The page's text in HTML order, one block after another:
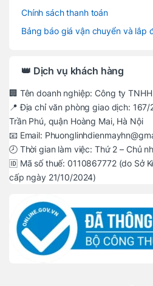
Chính sách thanh toán
Bảng báo giá vận chuyển và lắp
👑 Dịch vụ khách hàng
🏢 Tên doanh nghiệp: Công ty
📍 Địa chỉ văn phòng giao dịch:
Trần Phú, quận Hoàng Mai, Hà Nội
📧 Email:
🕗 Thời gian làm việc: Thứ 2 – Chủ
🆔 Mã số thuế: 0110867772 (do Sở
cấp ngày 21/10/2024)